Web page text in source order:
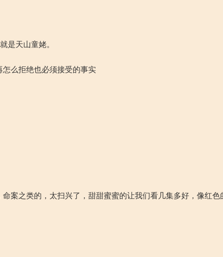
是天山童姥。
么拒绝也必须接受的事实
案之类的，太扫兴了，甜甜蜜蜜的让我们看几集多好，像红色